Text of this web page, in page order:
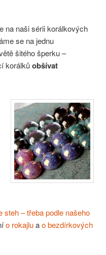
na naši sérii korálkových
se na jednu
šitého šperku –
korálkůobšívat
steh – třeba podle našeho
o rokajluao bezdírkových